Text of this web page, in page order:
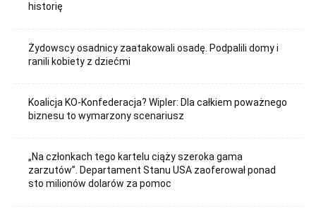
historię
Żydowscy osadnicy zaatakowali osadę. Podpalili domy i
ranili kobiety z dziećmi
Koalicja KO-Konfederacja? Wipler: Dla całkiem poważnego
biznesu to wymarzony scenariusz
„Na członkach tego kartelu ciąży szeroka gama
zarzutów”. Departament Stanu USA zaoferował ponad
sto milionów dolarów za pomoc